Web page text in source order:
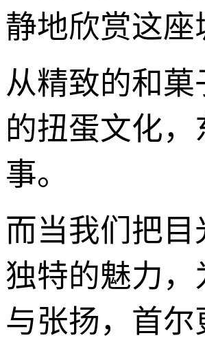
静地欣赏这
从精致的和
的扭蛋文化
事。
而当我们把
独特的魅力
与张扬，首